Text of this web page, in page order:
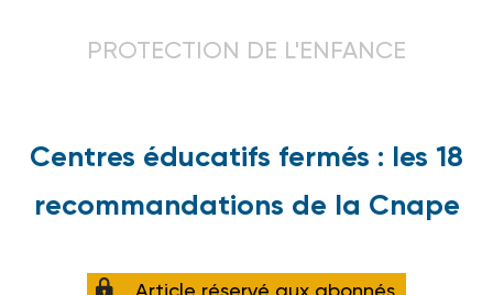
PROTECTION DE L'ENFANCE
Centres éducatifs fermés : les 18
recommandations de la Cnape